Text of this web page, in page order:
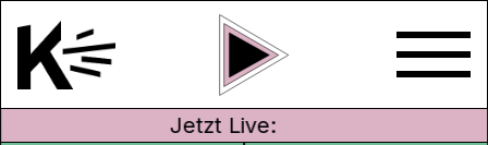
Jetzt Live: